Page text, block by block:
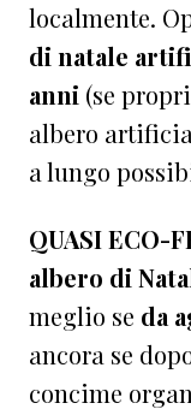
localmente.
di natale
anni (se
albero
a lungo
QUASI ECO-
albero di
meglio se da
ancora se
concime